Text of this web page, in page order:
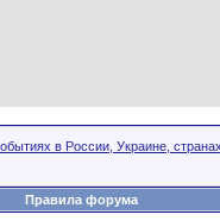
в России, Украине,
Правила форума